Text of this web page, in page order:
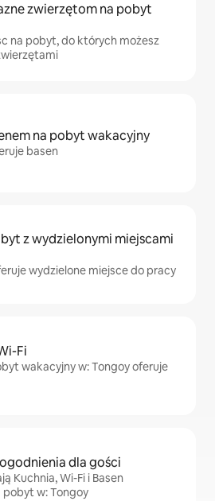
zwierzętom na pobyt
na pobyt, do których możesz
na pobyt wakacyjny
basen
z wydzielonymi miejscami
wydzielone miejsce do pracy
Fi
wakacyjny w: Tongoy oferuje
dla gości
Kuchnia, Wi-Fi i Basen
w: Tongoy